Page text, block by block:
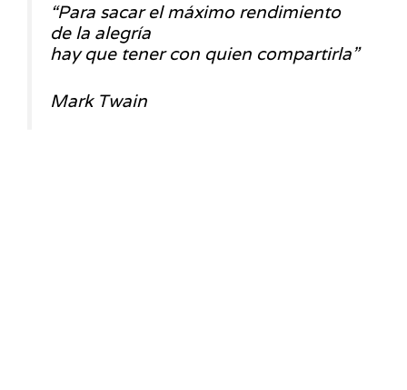
“Para sacar el máximo rendimiento
de la alegría
hay que tener con quien compartirla”
Mark Twain